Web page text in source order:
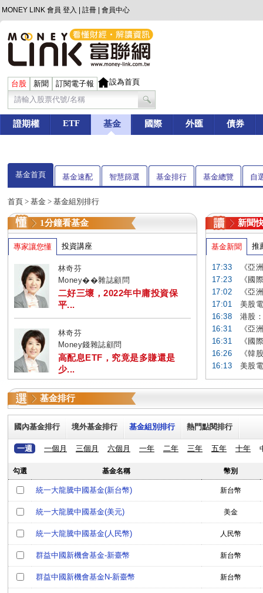
MONEY LINK 會員 登入 註冊 會員中心
台股 新聞 訂閱電子報 設為首頁
證期權 ETF 基金 國際 外匯 債券
基金首頁 基金速配 智慧篩選 基金排行 基金總覽 自
首頁 > 基金 > 基金組別排行
1分鐘看基金
專家讓您懂 投資講座
林奇芬
Money��雜誌顧問
二好三壞，2022年中庸投資保
平...
林奇芬
Money錢雜誌顧問
高配息ETF，究竟是多賺還是
少...
新聞
基金新聞 推
17:33
《亞
17:23
《國
17:02
《亞
17:01
美股
16:38
港股
16:31
《亞
16:31
《國
16:26
《韓
16:13
美股
基金排行
國內基金排行 境外基金排行 基金組別排行 熱門點閱排行
一週 一個月 三個月 六個月 一年 二年 三年 五年 十年
勾選 基金名稱 幣別
統一大龍騰中國基金(新台幣) 新台幣
統一大龍騰中國基金(美元) 美金
統一大龍騰中國基金(人民幣) 人民幣
群益中國新機會基金-新臺幣 新台幣
群益中國新機會基金N-新臺幣 新台幣